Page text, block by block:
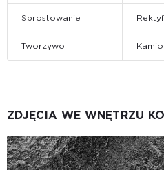
Sprostowanie
Tworzywo
ZDJĘCIA WE WNĘTRZU